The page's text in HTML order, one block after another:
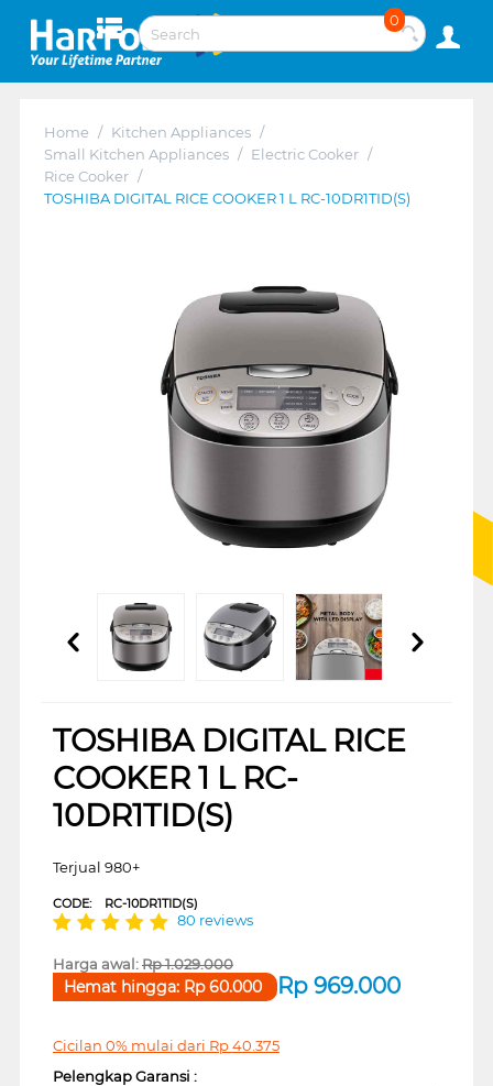
0
Home / Kitchen Appliances /
Small Kitchen Appliances / Electric Cooker /
Rice Cooker /
TOSHIBA DIGITAL RICE COOKER 1 L RC-10DR1TID(S)
TOSHIBA DIGITAL RICE
COOKER 1 L RC-
10DR1TID(S)
Terjual 980+
CODE: RC-10DR1TID(S)
80 reviews
Harga awal:Rp1.029.000
Rp 969.000
Hemat hingga: Rp60.000
Cicilan 0% mulai dari Rp40.375
Pelengkap Garansi :